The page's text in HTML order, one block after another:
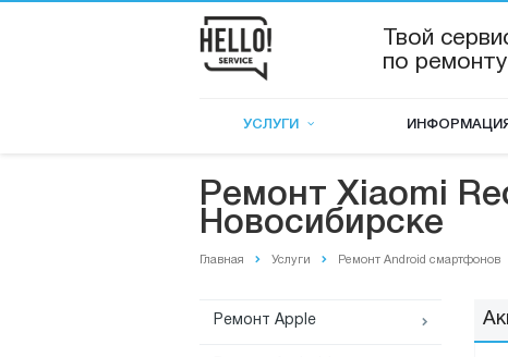
Твой
по
УСЛУГИ
Ремонт Xiaomi
Новосибирске
Главная Услуги Ремонт Android смартфонов
Ремонт Apple